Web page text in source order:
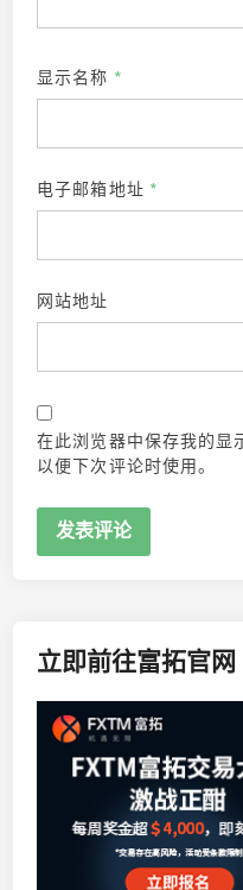
显示名称 *
电子邮箱地址 *
网站地址
在此浏览器中保存我的显
以便下次评论时使用。
立即前往富拓官网